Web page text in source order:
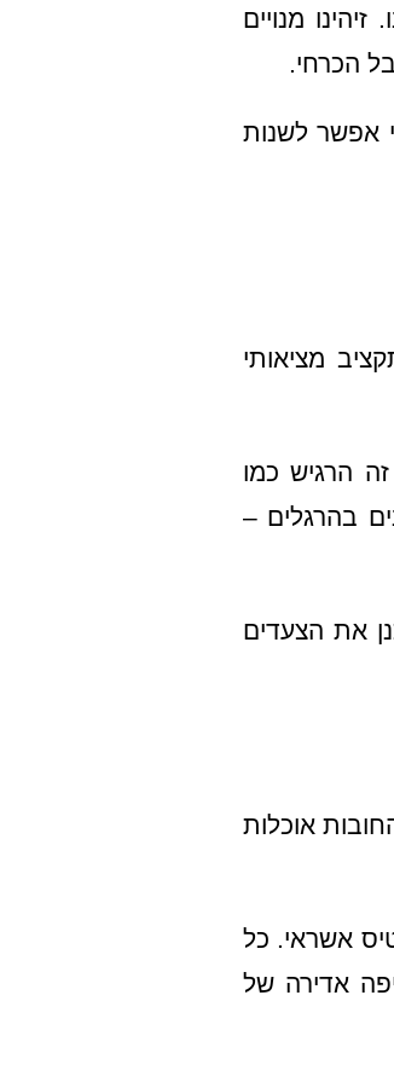
מנויים
הכרחי.
אפשר לשנות
מציאותי
הרגיש כמו
בהרגלים –
את הצעדים
אוכלות
אשראי. כל
אדירה של